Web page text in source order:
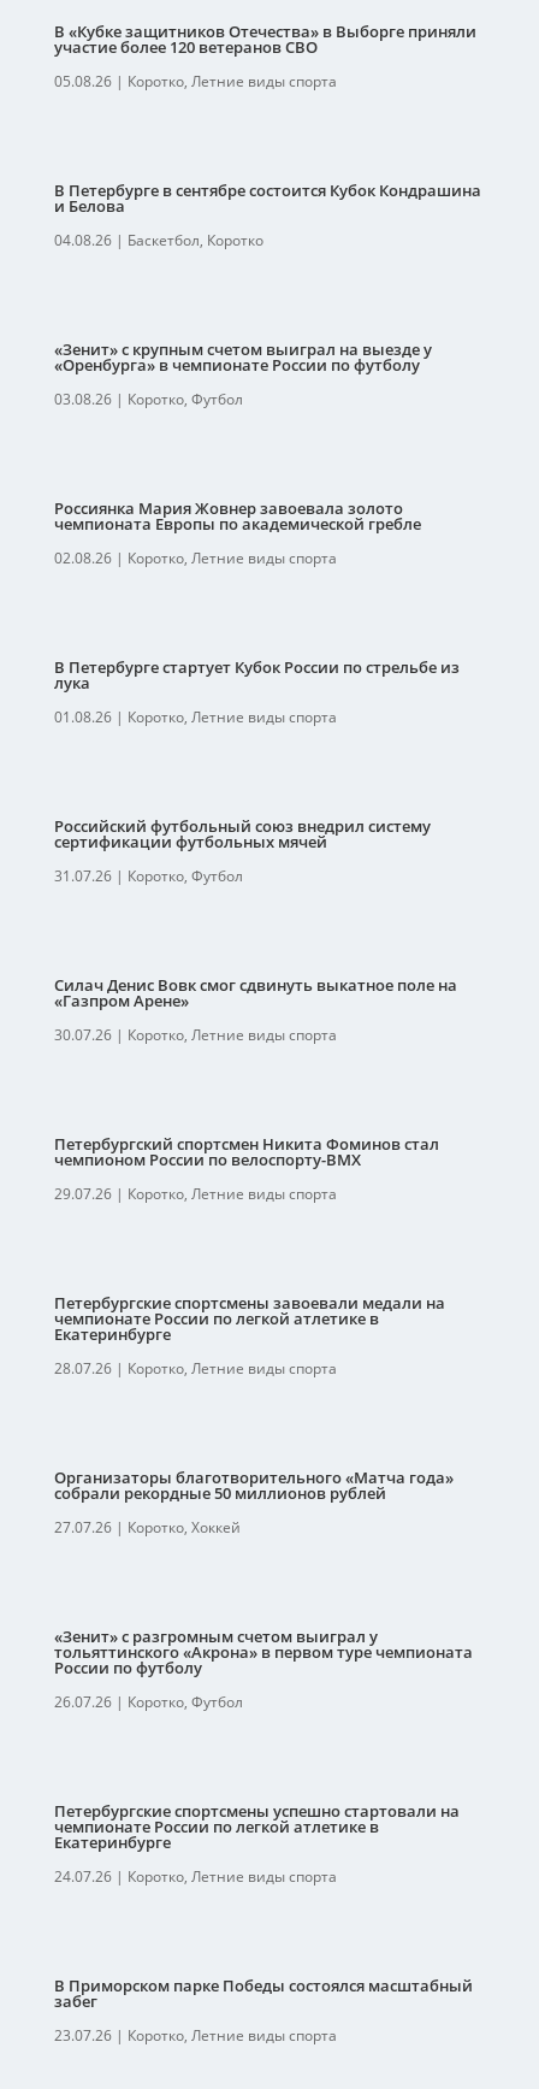
В «Кубке защитников Отечества» в Выборге приняли
участие более 120 ветеранов СВО
05.08.26| Коротко, Летние виды спорта
В Петербурге в сентябре состоится Кубок Кондрашина
и Белова
04.08.26| Баскетбол, Коротко
«Зенит» с крупным счетом выиграл на выезде у
«Оренбурга» в чемпионате России по футболу
03.08.26| Коротко, Футбол
Россиянка Мария Жовнер завоевала золото
чемпионата Европы по академической гребле
02.08.26| Коротко, Летние виды спорта
В Петербурге стартует Кубок России по стрельбе из
лука
01.08.26| Коротко, Летние виды спорта
Российский футбольный союз внедрил систему
сертификации футбольных мячей
31.07.26| Коротко, Футбол
Силач Денис Вовк смог сдвинуть выкатное поле на
«Газпром Арене»
30.07.26| Коротко, Летние виды спорта
Петербургский спортсмен Никита Фоминов стал
чемпионом России по велоспорту-ВМХ
29.07.26| Коротко, Летние виды спорта
Петербургские спортсмены завоевали медали на
чемпионате России по легкой атлетике в
Екатеринбурге
28.07.26| Коротко, Летние виды спорта
Организаторы благотворительного «Матча года»
собрали рекордные 50 миллионов рублей
27.07.26| Коротко, Хоккей
«Зенит» с разгромным счетом выиграл у
тольяттинского «Акрона» в первом туре чемпионата
России по футболу
26.07.26| Коротко, Футбол
Петербургские спортсмены успешно стартовали на
чемпионате России по легкой атлетике в
Екатеринбурге
24.07.26| Коротко, Летние виды спорта
В Приморском парке Победы состоялся масштабный
забег
23.07.26| Коротко, Летние виды спорта